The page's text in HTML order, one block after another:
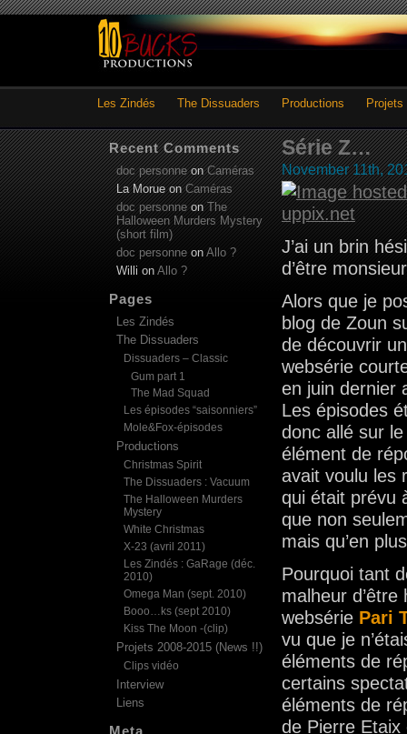
Les Zindés The Dissuaders Productions Projets
Série Z…
November 11th,
J’ai un brin
d’être
Alors que je
blog de Zoun
de découvrir
websérie
en juin dernier
Les épisodes
donc allé sur
élément de
avait voulu les
qui était prévu
que non
mais qu’en
Pourquoi tant
malheur
websérie Pari
vu que je
éléments de
certains
éléments de
de Pierre
Recent Comments
doc personneonCaméras
La MorueonCaméras
doc personneonThe
Halloween Murders Mystery
(short film)
doc personne on Allo ?
Willi on Allo ?
Pages
Les Zindés
The Dissuaders
Dissuaders – Classic
Gum part 1
The Mad Squad
Les épisodes “saisonniers”
Mole&Fox-épisodes
Productions
Christmas Spirit
The Dissuaders : Vacuum
The Halloween Murders
Mystery
White Christmas
X-23 (avril 2011)
Les Zindés : GaRage (déc.
2010)
Omega Man (sept. 2010)
Booo…ks (sept 2010)
Kiss The Moon -(clip)
Projets 2008-2015 (News !!)
Clips vidéo
Interview
Liens
Meta